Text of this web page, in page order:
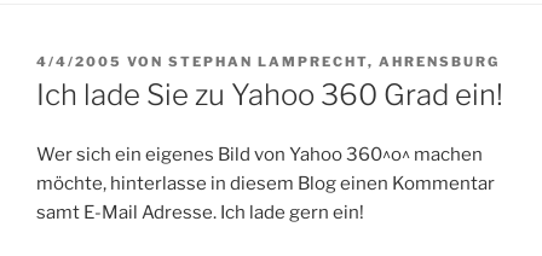
VERÖFFENTLICHT
AM
4/4/2005 VON STEPHAN LAMPRECHT, AHRENSBURG
Ich lade Sie zu Yahoo 360 Grad ein!
Wer sich ein eigenes Bild von Yahoo 360^o^ machen
möchte, hinterlasse in diesem Blog einen Kommentar
samt E-Mail Adresse. Ich lade gern ein!